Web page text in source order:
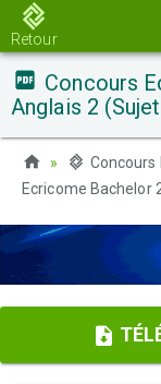
Retour
Concours
Anglais 2
Concours
Ecricome Bachelor